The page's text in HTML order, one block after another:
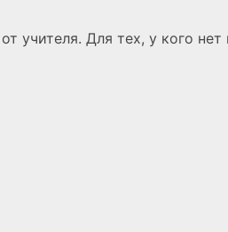
учителя. Для тех, у кого нет